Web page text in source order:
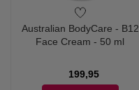
Australian BodyCare - B12
Face Cream - 50 ml
199,95